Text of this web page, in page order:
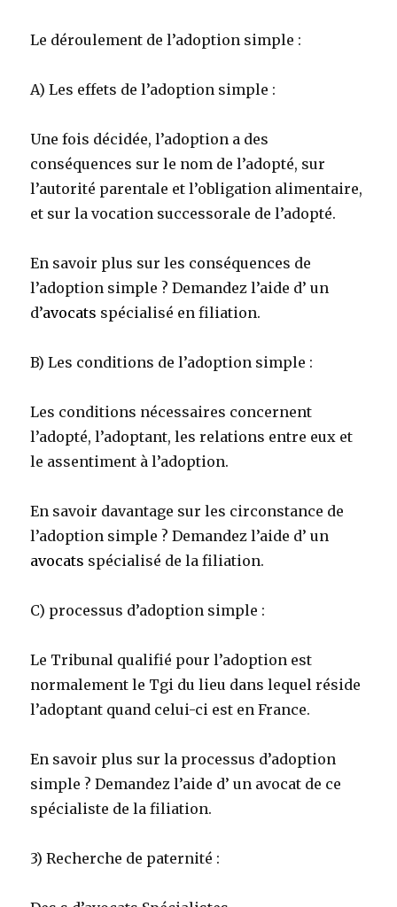
Le déroulement de l’adoption simple :
A) Les effets de l’adoption simple :
Une fois décidée, l’adoption a des
conséquences sur le nom de l’adopté, sur
l’autorité parentale et l’obligation alimentaire,
et sur la vocation successorale de l’adopté.
En savoir plus sur les conséquences de
l’adoption simple ? Demandez l’aide d’ un
d’avocats spécialisé en filiation.
B) Les conditions de l’adoption simple :
Les conditions nécessaires concernent
l’adopté, l’adoptant, les relations entre eux et
le assentiment à l’adoption.
En savoir davantage sur les circonstance de
l’adoption simple ? Demandez l’aide d’ un
avocats spécialisé de la filiation.
C) processus d’adoption simple :
Le Tribunal qualifié pour l’adoption est
normalement le Tgi du lieu dans lequel réside
l’adoptant quand celui-ci est en France.
En savoir plus sur la processus d’adoption
simple ? Demandez l’aide d’ un avocat de ce
spécialiste de la filiation.
3) Recherche de paternité :